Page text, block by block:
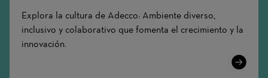
Explora la cultura de Adecco: Ambiente diverso,
inclusivo y colaborativo que fomenta el crecimiento y la
innovación.
Learn